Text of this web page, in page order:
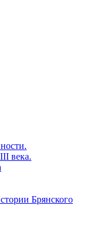
века.
Брянского